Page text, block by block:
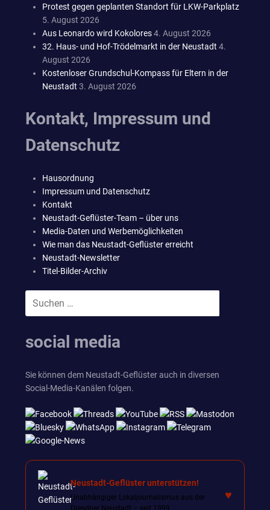
Protest gegen geplanten Standort für LKW-Parkplatz
5. August 2026
Aus Leonardo wird Kokolores4. August 2026
32. Haus- und Hof-Trödelmarkt in der Neustadt 4.
August 2026
Kostenloser Grundschul-Kompass für Eltern in der
Neustadt 3. August 2026
Kontakt, Impressum und
Datenschutz
Hausordnung
Impressum und Datenschutz
Kontakt
Neustadt-Geflüster-Team – über uns
Media-Daten und Werbemöglichkeiten
Wie man das Neustadt-Geflüster erreicht
Neustadt-Newsletter
Titel-Bilder-Archiv
social media
Sie können dem Neustadt-Geflüster auch in diversen
Social-Media-Kanälen folgen.
Neustadt-Geflüster unterstützen!
Unabhängiger Lokaljournalismus aus der
♥